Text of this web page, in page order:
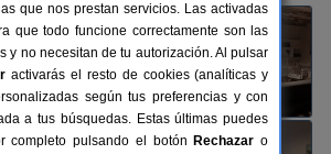
que nos prestan servicios. Las activadas
que todo funcione correctamente son las
y no necesitan de tu autorización. Al pulsar
activarás el resto de cookies (analíticas y
según tus preferencias y con
a tus búsquedas. Estas últimas puedes
completo pulsando el botón Rechazar o